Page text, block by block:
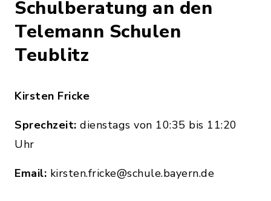
Schulberatung an den
Telemann Schulen
Teublitz
Kirsten Fricke
Sprechzeit: dienstags von 10:35 bis 11:20
Uhr
Email: kirsten.fricke@schule.bayern.de